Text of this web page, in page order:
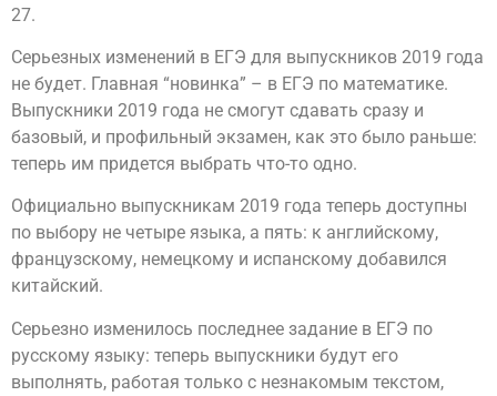
27.
Серьезных изменений в ЕГЭ для выпускников 2019 года
не будет. Главная “новинка” – в ЕГЭ по математике.
Выпускники 2019 года не смогут сдавать сразу и
базовый, и профильный экзамен, как это было раньше:
теперь им придется выбрать что-то одно.
Официально выпускникам 2019 года теперь доступны
по выбору не четыре языка, а пять: к английскому,
французскому, немецкому и испанскому добавился
китайский.
Серьезно изменилось последнее задание в ЕГЭ по
русскому языку: теперь выпускники будут его
выполнять, работая только с незнакомым текстом,